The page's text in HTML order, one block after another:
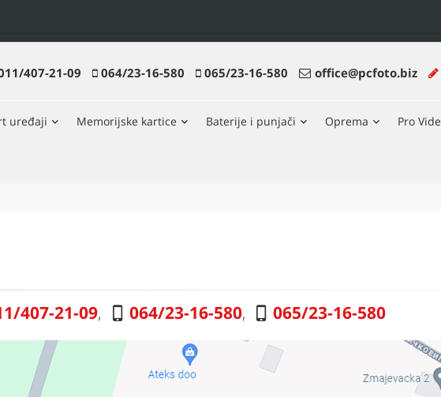
407-21-09 064/23-16-580 065/23-16-580 office@pcfoto.biz
uređaji Memorijske kartice Baterije i punjači Oprema Pro
407-21-09, 064/23-16-580, 065/23-16-580